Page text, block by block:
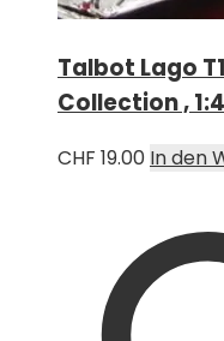
Talbot Lago
Collection ,
CHF 19.00 In den